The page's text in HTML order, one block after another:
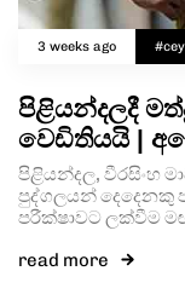
3 weeks ago
පිළියන්දලදී
වෙඩිතියයි |
පිළියන්දල, වීරසිංහ
පුද්ගලයන් දෙදෙනකු
පරීක්ෂාවට ලක්වීම
read more